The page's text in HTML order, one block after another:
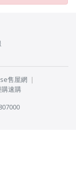
售屋網
速購